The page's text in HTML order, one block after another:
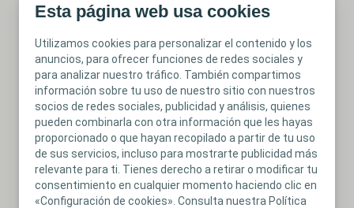
Esta página web usa cookies
Utilizamos cookies para personalizar el contenido y los
anuncios, para ofrecer funciones de redes sociales y
para analizar nuestro tráfico. También compartimos
información sobre tu uso de nuestro sitio con nuestros
socios de redes sociales, publicidad y análisis, quienes
pueden combinarla con otra información que les hayas
proporcionado o que hayan recopilado a partir de tu uso
de sus servicios, incluso para mostrarte publicidad más
relevante para ti. Tienes derecho a retirar o modificar tu
consentimiento en cualquier momento haciendo clic en
«Configuración de cookies». Consulta nuestra Política
Las Rutas por tipo de herida PDF
Desgarros cutáneos
Herida causada por cizallamiento, fricción y/o fuerza
contundente que provoca la separación de las capas
cutáneas.